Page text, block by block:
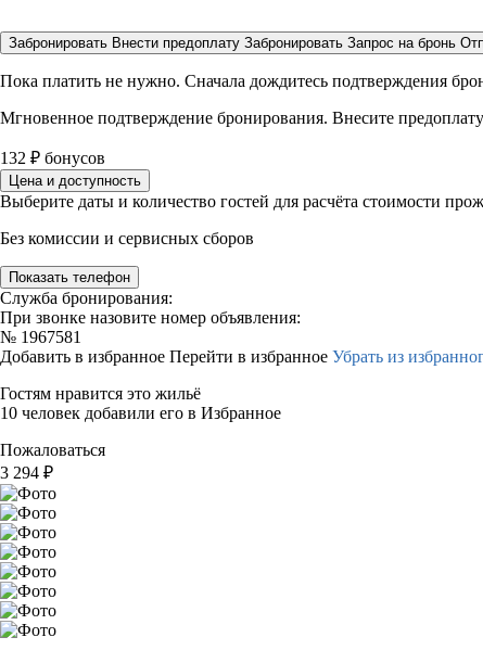
Забронировать Внести предоплату Забронировать Запрос на бронь
Пока платить не нужно. Сначала дождитесь подтверждения
Мгновенное подтверждение бронирования. Внесите
132 ₽ бонусов
Цена и доступность
Выберите даты и количество гостей для расчёта стоимости
Без комиссии и сервисных сборов
Показать телефон
Служба бронирования:
При звонке назовите номер объявления:
№ 1967581
Добавить в избранное Перейти в избранное Убрать из
Гостям нравится это жильё
10 человек добавили его в Избранное
Пожаловаться
3 294 ₽